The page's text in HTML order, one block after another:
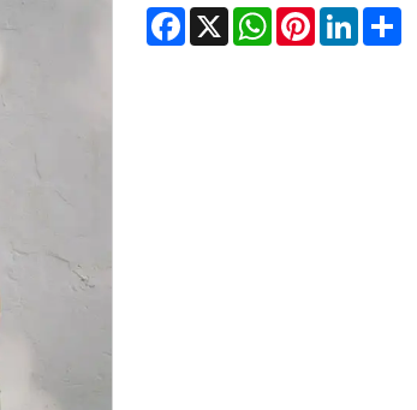
Facebook
X WhatsAppPinterestLinkedIn